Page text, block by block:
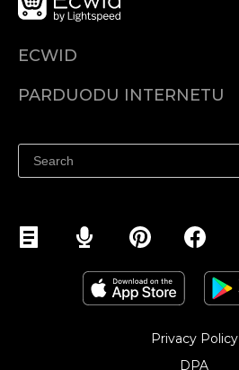
ECWID
Kainodara
PARDUODU INTERNETU
Parduodu Facebook
Parduodu Instagram
Privacy Policy
DPA